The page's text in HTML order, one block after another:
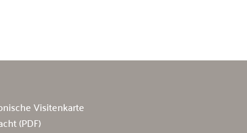
Visitenkarte
(PDF)